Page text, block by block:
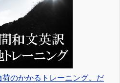
のかかるトレーニング。だ